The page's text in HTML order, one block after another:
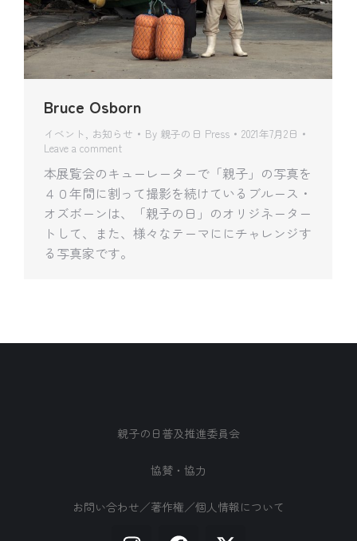
Bruce Osborn
イベント , お知らせ By 親子の日 Press
2021年7月2日
Leave a comment
本展覧会のキューレーターで「親子」の写真を
４０年間に割って撮影を続けているブルース・
オズボーンは、「親子の日」のオリジネーター
トして、また、様々なテーマににチャレンジす
る写真家です。
親子の日普及推進委員会
協賛・協力
お問い合わせ／著作権／個人情報について